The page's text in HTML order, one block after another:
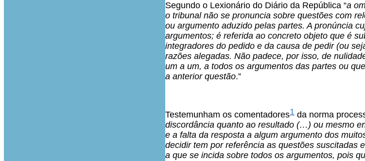
Segundo o Lexionário do Diário da República “a
o tribunal não se pronuncia sobre questões com
ou argumento aduzido pelas partes. A pronúncia
argumentos; é referida ao concreto objeto que é
integradores do pedido e da causa de pedir (ou
razões alegadas. Não padece, por isso, de
um a um, a todos os argumentos das partes ou
a anterior questão.”
Testemunham os comentadores1 da norma
discordância quanto ao resultado (…) ou mesmo
e a falta da resposta a algum argumento dos
decidir tem por referência as questões suscitadas
a que se incida sobre todos os argumentos, pois